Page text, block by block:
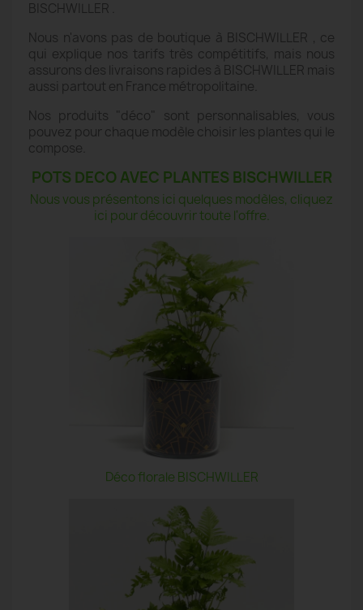
BISCHWILLER .
Nous n'avons pas de boutique à BISCHWILLER , ce
qui explique nos tarifs très compétitifs, mais nous
assurons des livraisons rapides à BISCHWILLER mais
aussi partout en France métropolitaine.
Nos produits "déco" sont personnalisables, vous
pouvez pour chaque modèle choisir les plantes qui le
compose.
POTS DECO AVEC PLANTES BISCHWILLER
Nous vous présentons ici quelques modèles, cliquez
ici pour découvrir toute l'offre.
Déco florale BISCHWILLER